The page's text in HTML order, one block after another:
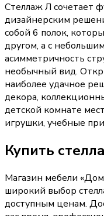
Стеллаж Л сочетает
дизайнерским
собой 6 полок,
другом, а с
асимметричность
необычный вид.
наиболее удачное
декора,
детской комнате
игрушки, учебные
Купить
Магазин мебели «Дом
широкий выбор
доступным ценам.